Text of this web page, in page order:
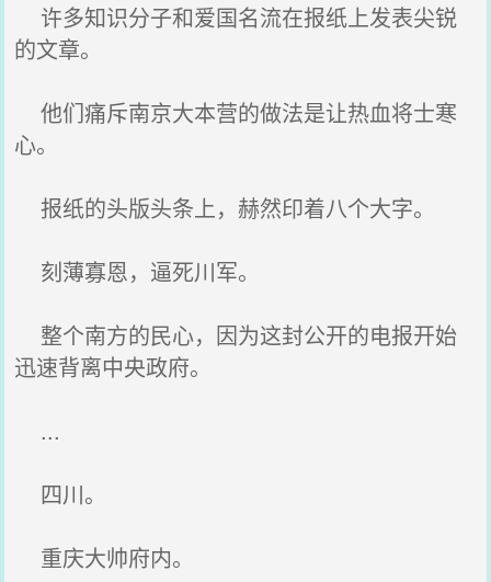
许多知识分子和爱国名流在报纸上发表尖锐
的文章。
他们痛斥南京大本营的做法是让热血将士寒
心。
报纸的头版头条上，赫然印着八个大字。
刻薄寡恩，逼死川军。
整个南方的民心，因为这封公开的电报开始
迅速背离中央政府。
...
四川。
重庆大帅府内。